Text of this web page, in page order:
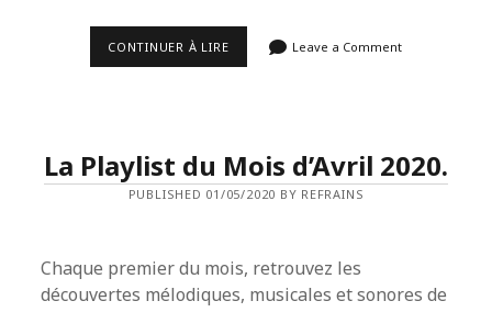
CONTINUER À LIRETOP
RÉDACTION
DE
REFRAINS.
Leave a Comment
La Playlist du Mois d’Avril 2020.
PUBLISHED 01/05/2020 BY REFRAINS
Chaque premier du mois, retrouvez les
découvertes mélodiques, musicales et sonores de